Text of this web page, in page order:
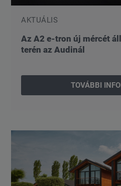
AKTUÁLIS
Az A2 e-tron új mércét
terén az Audinál
TOVÁBBI